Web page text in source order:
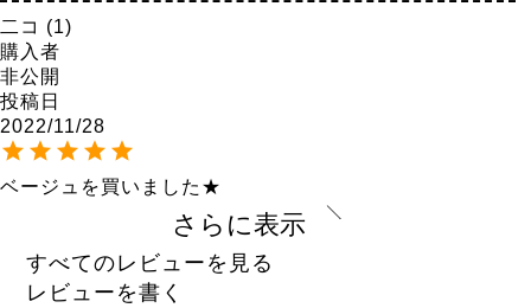
二コ
1
購入者
非公開
投稿日
2022/11/28
ベージュを買いました★
思ったよりスッキリみえて、デザインもとても良くて
カジュアルにも上品な感じにもなれる
ステキなワンピースです★
素材も良くて、スカート部分も透けなかったです★
さらに表示
すべてのレビューを見る
レビューを書く